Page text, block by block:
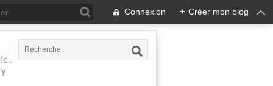
Connexion + Créer mon blog
.